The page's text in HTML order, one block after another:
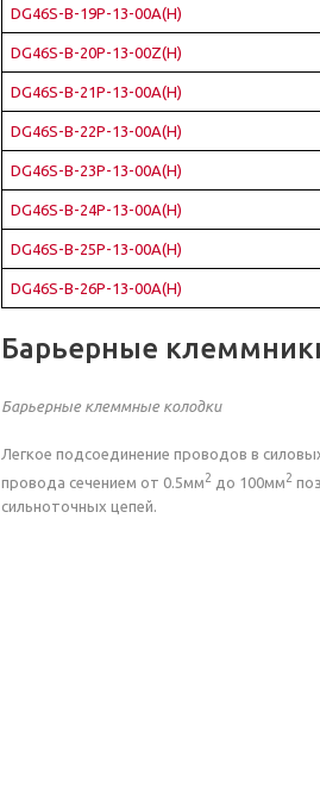
DG46S-B-19P-13-00A(H)
DG46S-B-20P-13-00Z(H)
DG46S-B-21P-13-00A(H)
DG46S-B-22P-13-00A(H)
DG46S-B-23P-13-00A(H)
DG46S-B-24P-13-00A(H)
DG46S-B-25P-13-00A(H)
DG46S-B-26P-13-00A(H)
Барьерные
Барьерные клеммные колодки
Легкое подсоединение проводов в
провода сечением от 0.5мм2 до 100мм2
сильноточных цепей.